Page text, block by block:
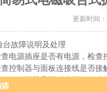
更新时间：
故障说明及处理
电源插座是否有电源，检查
控制器与面板连接线是否接
选择开关是否对应正确，或